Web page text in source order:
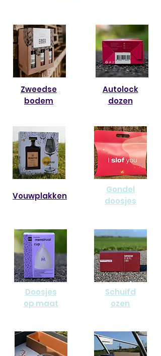
Zweedse
bodem
Vouwplakken
Autolock
dozen
Gondel
doosjes
Doosjes
op maat
Schuifd
ozen